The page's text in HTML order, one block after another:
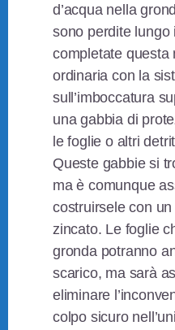
d’acqua nella
sono perdite lungo
completate questa
ordinaria con la
sull’imboccatura
una gabbia di
le foglie o altri
Queste gabbie si
ma è comunque
costruirsele con un
zincato. Le foglie
gronda potranno
scarico, ma sarà
eliminare
colpo sicuro